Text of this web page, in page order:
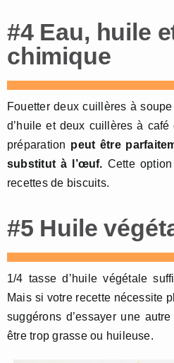
#4 Eau, huile
chimique
Fouetter deux cuillères à
d’huile et deux cuillères à
préparation peut être
substitut à l’œuf. Cette
recettes de biscuits.
#5 Huile
1/4 tasse d’huile végétale
Mais si votre recette nécessite
suggérons d’essayer une
être trop grasse ou huileuse.